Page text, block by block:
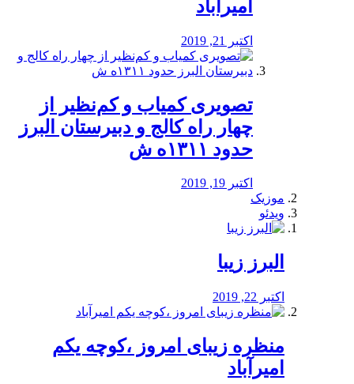
امیرآباد
اکتبر 21, 2019
️تصویری کمیاب و کم‌نظیر از
چهار راه كالج و دبيرستان البرز
حدود ۱۳۱۱ه ش
اکتبر 19, 2019
موزیک
ویدئو
البرز زیبا
اکتبر 22, 2019
منظره‌‌ زیبای امروز ،کوچه یکم
امیرآباد